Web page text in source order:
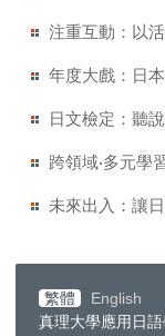
注重互動：以
年度大戲：日
日文檢定：聽
跨領域‧多元學
未來出入：讓
繁體
English
真理大學應用日